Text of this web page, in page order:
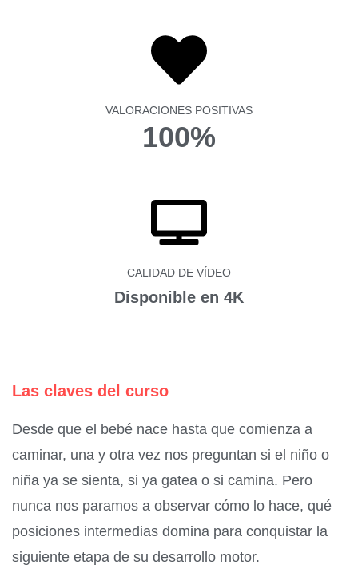
VALORACIONES POSITIVAS
100%
CALIDAD DE VÍDEO
Disponible en 4K
Las claves del curso
Desde que el bebé nace hasta que comienza a
caminar, una y otra vez nos preguntan si el niño o
niña ya se sienta, si ya gatea o si camina. Pero
nunca nos paramos a observar cómo lo hace, qué
posiciones intermedias domina para conquistar la
siguiente etapa de su desarrollo motor.